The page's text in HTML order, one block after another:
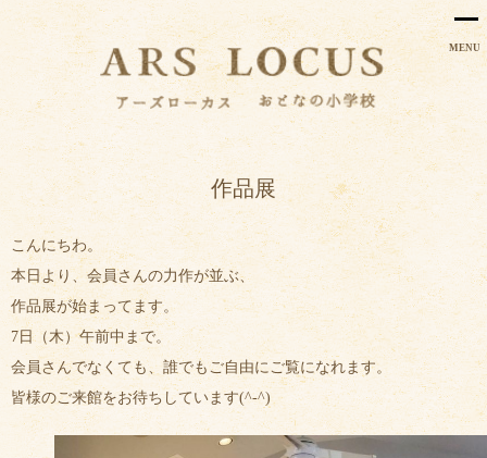
MENU
作品展
こんにちわ。
本日より、会員さんの力作が並ぶ、
作品展が始まってます。
7日（木）午前中まで。
会員さんでなくても、誰でもご自由にご覧になれます。
皆様のご来館をお待ちしています(^-^)